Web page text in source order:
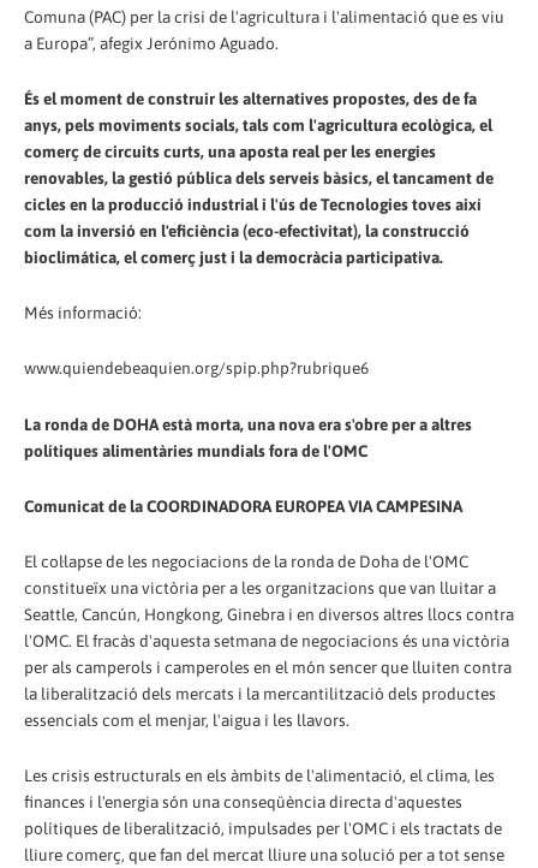
Comuna (PAC) per la crisi de l'agricultura i l'alimentació que es viu
a Europa”, afegix Jerónimo Aguado.
És el moment de construir les alternatives propostes, des de fa
anys, pels moviments socials, tals com l'agricultura ecològica, el
comerç de circuits curts, una aposta real per les energies
renovables, la gestió pública dels serveis bàsics, el tancament de
cicles en la producció industrial i l'ús de Tecnologies toves així
com la inversió en l'eficiència (eco-efectivitat), la construcció
bioclimática, el comerç just i la democràcia participativa.
Més informació:
www.quiendebeaquien.org/spip.php?rubrique6
La ronda de DOHA està morta, una nova era s'obre per a altres
polítiques alimentàries mundials fora de l'OMC
Comunicat de la COORDINADORA EUROPEA VIA CAMPESINA
El col·lapse de les negociacions de la ronda de Doha de l'OMC
constitueïx una victòria per a les organitzacions que van lluitar a
Seattle, Cancún, Hongkong, Ginebra i en diversos altres llocs contra
l'OMC. El fracàs d'aquesta setmana de negociacions és una victòria
per als camperols i camperoles en el món sencer que lluiten contra
la liberalització dels mercats i la mercantilització dels productes
essencials com el menjar, l'aigua i les llavors.
Les crisis estructurals en els àmbits de l'alimentació, el clima, les
finances i l'energia són una conseqüència directa d'aquestes
polítiques de liberalització, impulsades per l'OMC i els tractats de
lliure comerç, que fan del mercat lliure una solució per a tot sense